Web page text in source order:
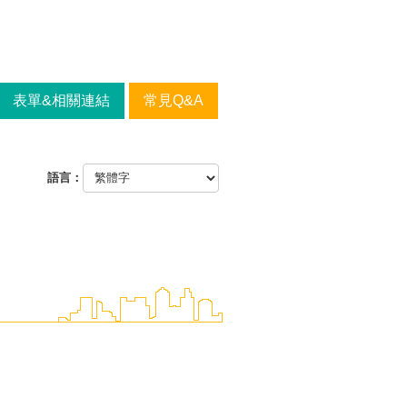
表單&相關連結 常見Q&A
語言：